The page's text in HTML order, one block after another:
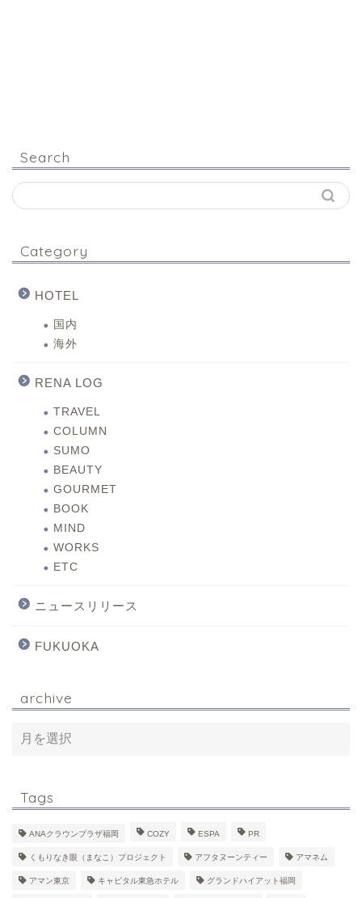
Search
Category
HOTEL
国内
海外
RENA LOG
TRAVEL
COLUMN
SUMO
BEAUTY
GOURMET
BOOK
MIND
WORKS
ETC
ニュースリリース
FUKUOKA
archive
Tags
ANAクラウンプラザ福岡 COZY ESPA PR
くもりなき眼（まなこ）プロジェクト アフタヌーンティー アマネム
アマン東京 キャピタル東急ホテル グランドハイアット福岡